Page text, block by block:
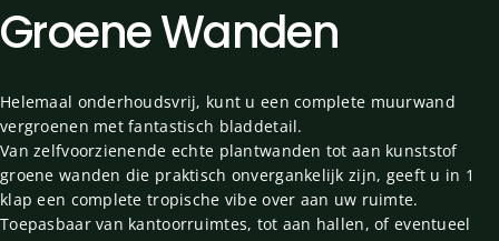
GroeneWanden
Helemaal onderhoudsvrij, kunt u een complete muurwand
vergroenen met fantastisch bladdetail.
Van zelfvoorzienende echte plantwanden tot aan kunststof
groene wanden die praktisch onvergankelijk zijn, geeft u in 1
klap een complete tropische vibe over aan uw ruimte.
Toepasbaar van kantoorruimtes, tot aan hallen, of eventueel